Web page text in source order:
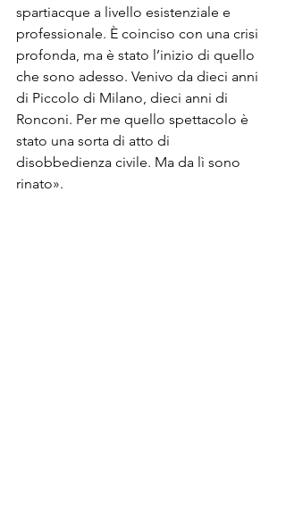
spartiacque a livello esistenziale e
professionale. È coinciso con una crisi
profonda, ma è stato l’inizio di quello
che sono adesso. Venivo da dieci anni
di Piccolo di Milano, dieci anni di
Ronconi. Per me quello spettacolo è
stato una sorta di atto di
disobbedienza civile. Ma da lì sono
rinato».